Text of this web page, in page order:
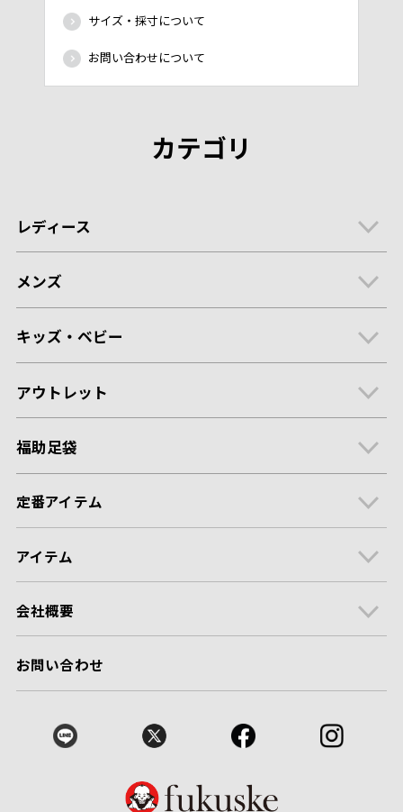
サイズ・採寸について
お問い合わせについて
カテゴリ
レディース
メンズ
キッズ・ベビー
アウトレット
福助足袋
定番アイテム
アイテム
会社概要
お問い合わせ